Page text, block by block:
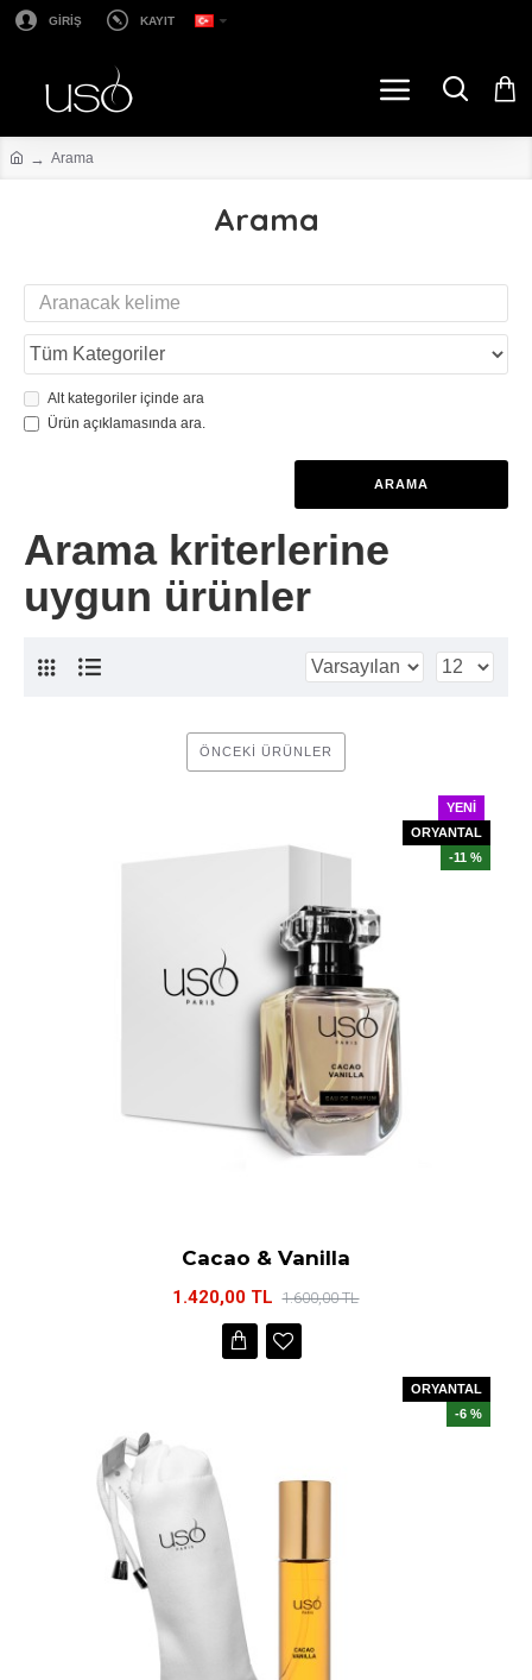
GİRİŞ KAYIT
Arama
Arama
Alt kategoriler içinde ara
Ürün açıklamasında ara.
ARAMA
Arama kriterlerine
uygun ürünler
ÖNCEKI ÜRÜNLER
YENI
ORYANTAL
-11 %
Cacao & Vanilla
1.420,00 TL 1.600,00 TL
ORYANTAL
-6 %